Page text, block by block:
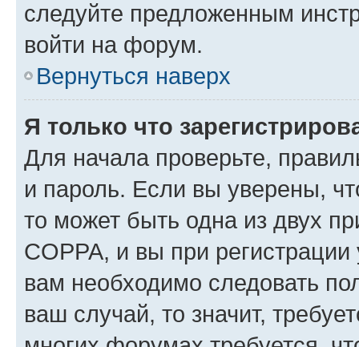
следуйте предложенным
войти на форум.
Вернуться наверх
Я только что
Для начала проверьте,
и пароль. Если вы уверены,
то может быть одна из двух
COPPA, и вы при
вам необходимо следовать
ваш случай, то значит,